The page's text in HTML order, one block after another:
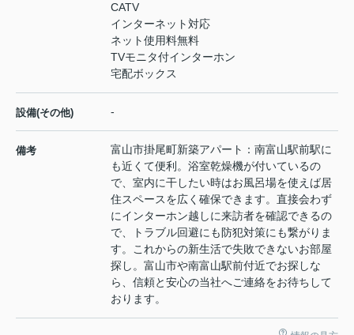
CATV
インターネット対応
ネット使用料無料
TVモニタ付インターホン
宅配ボックス
設備(その他) -
備考
富山市掛尾町新築アパート：南富山駅前駅に
も近くて便利。浴室乾燥機が付いているの
で、室内に干したい時はお風呂場を使えば居
住スペースを広く確保できます。直接会わず
にインターホン越しに来訪者を確認できるの
で、トラブル回避にも防犯対策にも繋がりま
す。これからの新生活で失敗できないお部屋
探し。富山市や南富山駅前付近でお探しな
ら、信頼と安心の当社へご連絡をお待ちして
おります。